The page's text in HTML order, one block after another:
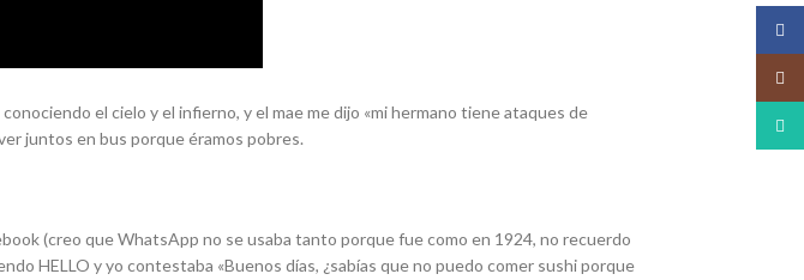
el cielo y el infierno, y el mae me dijo «mi hermano tiene ataques de
juntos en bus porque éramos pobres.
(creo que WhatsApp no se usaba tanto porque fue como en 1924, no recuerdo
HELLO y yo contestaba «Buenos días, ¿sabías que no puedo comer sushi porque